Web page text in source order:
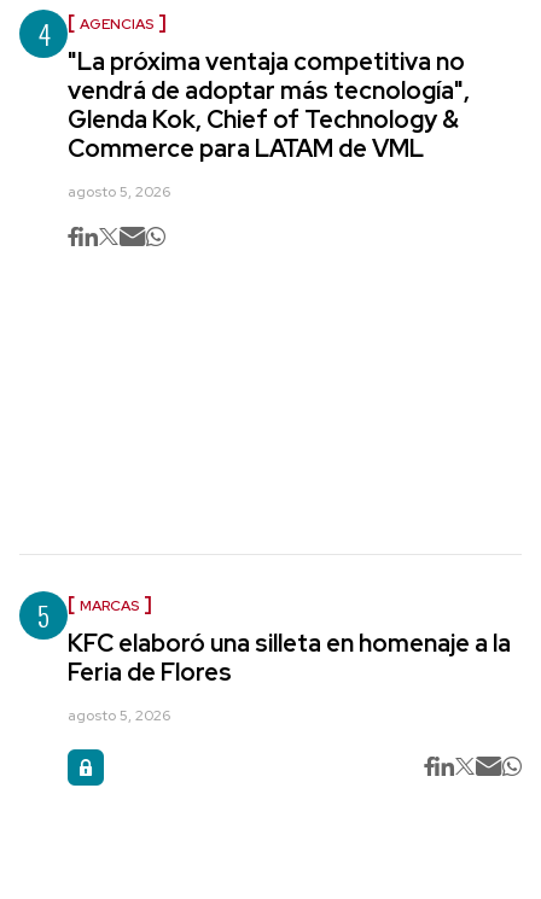
4 AGENCIAS
"La próxima ventaja competitiva no
vendrá de adoptar más tecnología",
Glenda Kok, Chief of Technology &
Commerce para LATAM de VML
agosto 5, 2026
5 MARCAS
KFC elaboró una silleta en homenaje a la
Feria de Flores
agosto 5, 2026